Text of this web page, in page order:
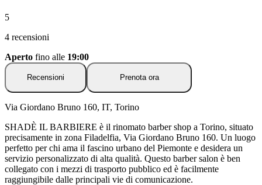
5
4 recensioni
Aperto fino alle 19:00
Recensioni Prenota ora
Via Giordano Bruno 160, IT, Torino
SHADÈ IL BARBIERE è il rinomato barber shop a Torino, situato
precisamente in zona Filadelfia, Via Giordano Bruno 160. Un luogo
perfetto per chi ama il fascino urbano del Piemonte e desidera un
servizio personalizzato di alta qualità. Questo barber salon è ben
collegato con i mezzi di trasporto pubblico ed è facilmente
raggiungibile dalle principali vie di comunicazione.